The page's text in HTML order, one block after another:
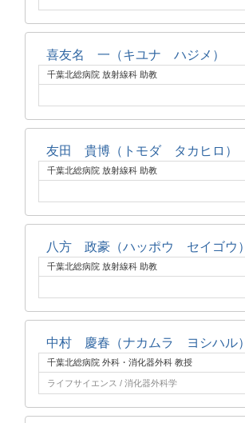
喜友名 一（キユナ ハジメ）
千葉北総病院 放射線科 助教
友田 貴博（トモダ タカヒロ）
千葉北総病院 放射線科 助教
八方 政豪（ハッポウ セイゴウ）
千葉北総病院 放射線科 助教
中村 慶春（ナカムラ ヨシハル）
千葉北総病院 外科・消化器外科 教授
ライフサイエンス / 消化器外科学